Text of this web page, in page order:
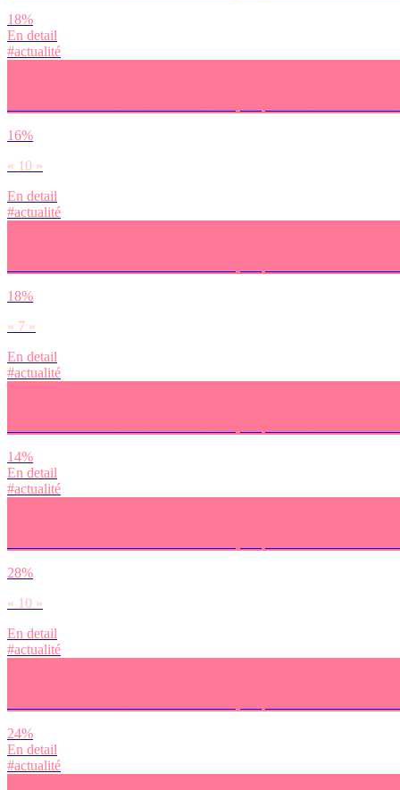
18%
En detail
#actualité
16%
« 10 »
En detail
#actualité
18%
« 7 »
En detail
#actualité
14%
En detail
#actualité
28%
« 10 »
En detail
#actualité
24%
En detail
#actualité